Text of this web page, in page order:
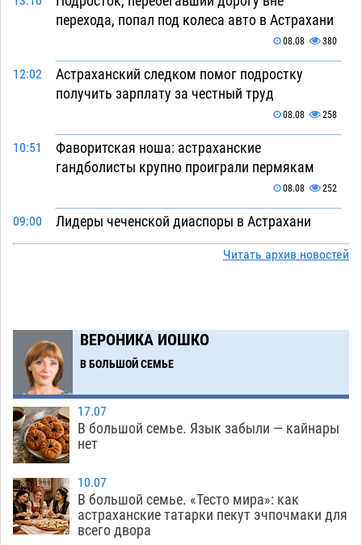
перехода, попал под колеса авто в Астрахани
08.08 380
12:02
Астраханский следком помог подростку
получить зарплату за честный труд
08.08 258
10:51
Фаворитская ноша: астраханские
гандболисты крупно проиграли пермякам
08.08 252
09:00
Лидеры чеченской диаспоры в Астрахани
осудили выходку молодого лихача с улицы
08.08 628
17:09
Астраханский котлован с мусором угрожает
плодородию Харабалинского района
16:24
Игорь Редькин проинспектировал
коммунальную готовность астраханского
земельного массива для льготников
07.08
15:28
Тяга к сверхскоростям обошлась
Читать архив новостей
ВЕРОНИКА ИОШКО
В БОЛЬШОЙ СЕМЬЕ
17.07
В большой семье. Язык забыли — кайнары
нет
10.07
В большой семье. «Тесто мира»: как
астраханские татарки пекут эчпочмаки для
всего двора